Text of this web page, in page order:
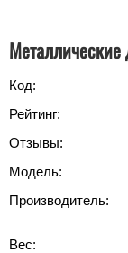
Код:
Рейтинг:
Отзывы:
Модель:
Производитель:
Вес: